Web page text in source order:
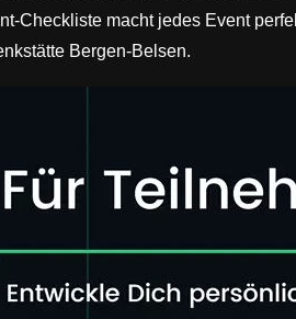
Checkliste macht jedes Event
Bergen-Belsen.